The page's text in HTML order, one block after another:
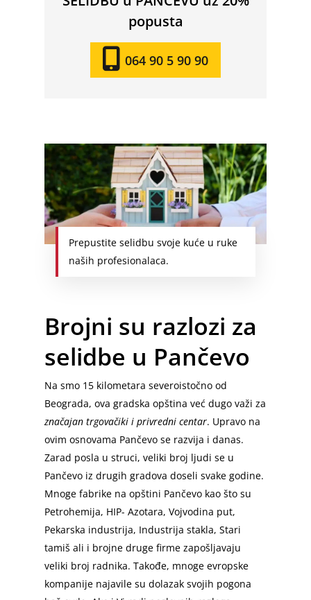
popusta
064 90 5 90 90
Prepustite selidbu svoje kuće u ruke
naših profesionalaca.
Brojni su razlozi za
selidbe u Pančevo
Na smo 15 kilometara severoistočno od
Beograda, ova gradska opština već dugo važi za
značajan trgovačiki i privredni centar. Upravo na
ovim osnovama Pančevo se razvija i danas.
Zarad posla u struci, veliki broj ljudi se u
Pančevo iz drugih gradova doseli svake godine.
Mnoge fabrike na opštini Pančevo kao što su
Petrohemija, HIP- Azotara, Vojvodina put,
Pekarska industrija, Industrija stakla, Stari
tamiš ali i brojne druge firme zapošljavaju
veliki broj radnika. Takođe, mnoge evropske
kompanije najavile su dolazak svojih pogona